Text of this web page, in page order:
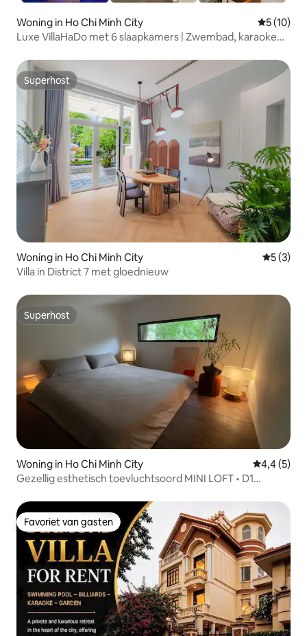
Woning in Ho Chi Minh City
5 (10)
Luxe VillaHaDo met 6 slaapkamers | Zwembad, karaoke
Superhost
Superhost
Woning in Ho Chi Minh City
5 (3)
Villa in District 7 met gloednieuw
Superhost
Superhost
Woning in Ho Chi Minh City
4,4 (5)
Gezellig esthetisch toevluchtsoord MINI LOFT • D1
Favoriet van gasten
Favoriet van gasten